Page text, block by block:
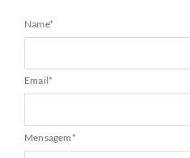
Name*
Email*